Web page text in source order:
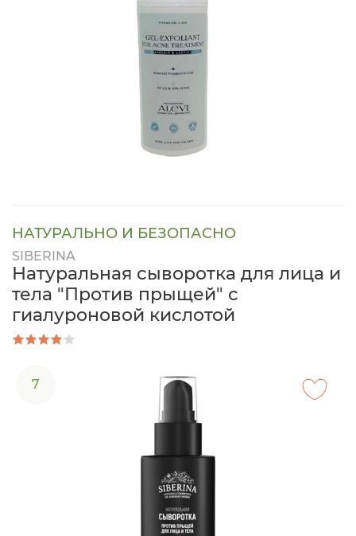
НАТУРАЛЬНО И БЕЗОПАСНО
SIBERINA
Натуральная сыворотка для лица и
тела "Против прыщей" с
гиалуроновой кислотой
7